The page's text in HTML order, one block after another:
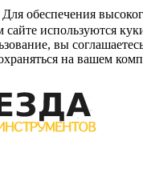
Для обеспечения
используются
вы
на вашем